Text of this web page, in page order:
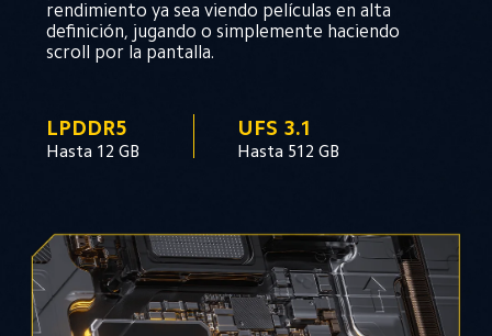
rendimiento ya sea viendo películas en alta
definición, jugando o simplemente haciendo
scroll por la pantalla.
LPDDR5
Hasta 12 GB
UFS 3.1
Hasta 512 GB